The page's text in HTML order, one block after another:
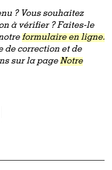
? Vous souhaitez
à vérifier ? Faites-le
formulaire en ligne.
de correction et de
sur la pageNotre